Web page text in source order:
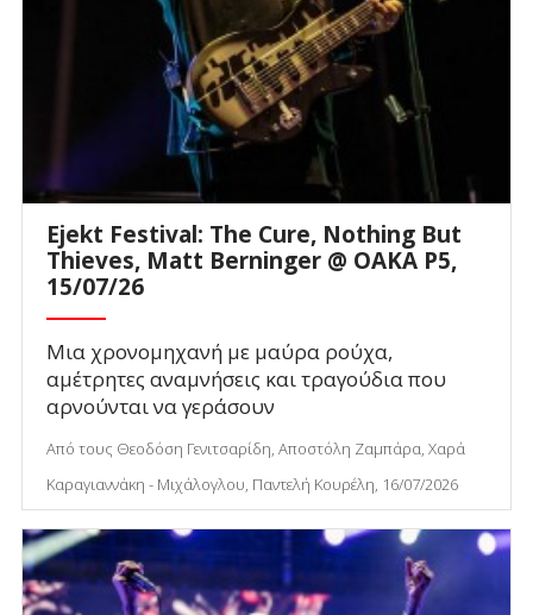
Ejekt Festival: The Cure, Nothing But
Thieves, Matt Berninger @ ΟΑΚΑ P5,
15/07/26
Μια χρονομηχανή με μαύρα ρούχα,
αμέτρητες αναμνήσεις και τραγούδια που
αρνούνται να γεράσουν
Από τους Θεοδόση Γενιτσαρίδη, Αποστόλη Ζαμπάρα, Χαρά
Καραγιαννάκη - Μιχάλογλου, Παντελή Κουρέλη, 16/07/2026